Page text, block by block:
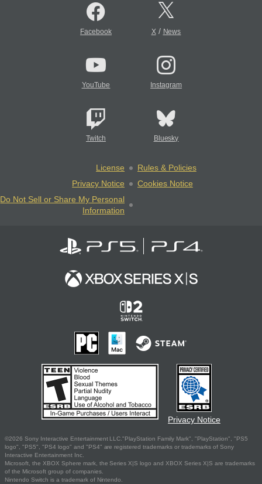
Facebook X/ News
YouTube Instagram
Twitch Bluesky
License
Rules & Policies
Privacy Notice
Cookies Notice
Do Not Sell or Share My Personal
Information
Privacy Notice
©2026 Sony Interactive Entertainment LLC."PlayStation Family Mark", "PlayStation", "PS5
logo", "PS5", "PS4 logo" and "PS4" are registered trademarks or trademarks of Sony
Interactive Entertainment Inc.
Microsoft, the XBOX Sphere mark, the Series X|S logo and XBOX Series X|S are trademarks
of the Microsoft group of companies.
Nintendo Switch is a trademark of Nintendo.